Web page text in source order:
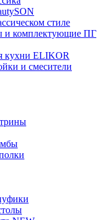
стиле
и комплектующие ПГ
кухни ELIKOR
и смесители